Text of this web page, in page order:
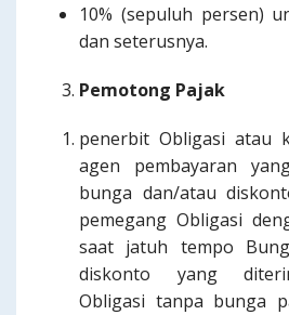
10% (sepuluh persen)
dan seterusnya.
Pemotong Pajak
penerbit Obligasi atau
agen pembayaran
bunga dan/atau
pemegang Obligasi
saat jatuh tempo
diskonto yang
Obligasi tanpa bunga